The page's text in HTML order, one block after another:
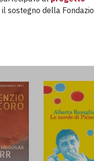
sostegno della